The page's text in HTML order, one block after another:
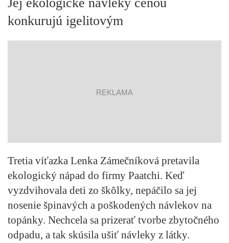
konkurujú igelitovým
reklama
Tretia víťazka Lenka Zámečníková pretavila
ekologický nápad do firmy Paatchi. Keď
vyzdvihovala deti zo škôlky, nepáčilo sa jej
nosenie špinavých a poškodených návlekov na
topánky. Nechcela sa prizerať tvorbe zbytočného
odpadu, a tak skúsila ušiť návleky z látky.